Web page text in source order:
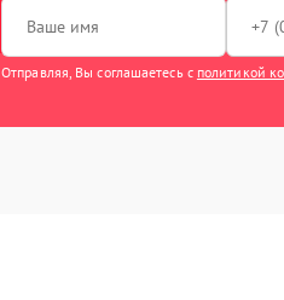
Отправляя, Вы соглашаетесь с политикой